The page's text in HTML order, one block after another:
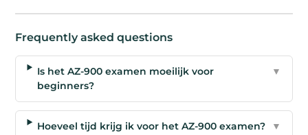
Frequently asked questions
Is het AZ-900 examen moeilijk voor
beginners?
▼
Hoeveel tijd krijg ik voor het AZ-900 examen? ▼